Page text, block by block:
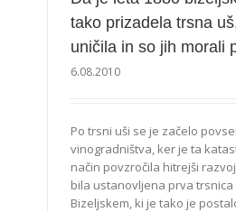
tako prizadela trsna
uničila in so jih morali
6.08.2010
Po trsni uši se je začelo
vinogradništva, ker je ta
način povzročila hitrejši
bila ustanovljena prva trsnica
Bizeljskem, ki je tako je